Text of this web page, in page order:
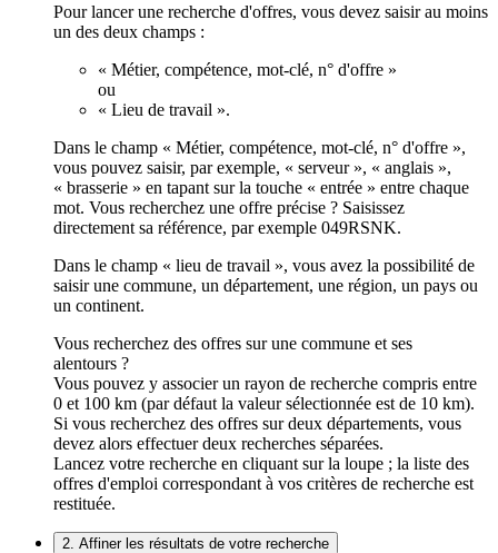
Pour lancer une recherche d'offres, vous devez saisir au moins
un des deux champs :
« Métier, compétence, mot-clé, n° d'offre »
ou
« Lieu de travail ».
Dans le champ « Métier, compétence, mot-clé, n° d'offre »,
vous pouvez saisir, par exemple, « serveur », « anglais »,
« brasserie » en tapant sur la touche « entrée » entre chaque
mot. Vous recherchez une offre précise ? Saisissez
directement sa référence, par exemple 049RSNK.
Dans le champ « lieu de travail », vous avez la possibilité de
saisir une commune, un département, une région, un pays ou
un continent.
Vous recherchez des offres sur une commune et ses
alentours ?
Vous pouvez y associer un rayon de recherche compris entre
0 et 100 km (par défaut la valeur sélectionnée est de 10 km).
Si vous recherchez des offres sur deux départements, vous
devez alors effectuer deux recherches séparées.
Lancez votre recherche en cliquant sur la loupe ; la liste des
offres d'emploi correspondant à vos critères de recherche est
restituée.
2. Affiner les résultats de votre recherche